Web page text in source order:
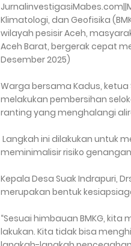
Klimatologi, dan Geofisika
wilayah pesisir Aceh,
Aceh Barat, bergerak cepat
Desember 2025)
Warga bersama Kadus, ketua
melakukan pembersihan
ranting yang menghalangi
Langkah ini dilakukan untuk
meminimalisir risiko
Kepala Desa Suak Indrapuri,
merupakan bentuk
“Sesuai himbauan BMKG,
lakukan. Kita tidak bisa